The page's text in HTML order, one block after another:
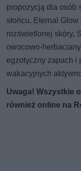
propozycją dla osób
słońcu, Eternal
rozświetlonej skóry,
owocowo-
egzotyczny zapach i
wakacyjnych
Uwaga! Wszystkie
również online na